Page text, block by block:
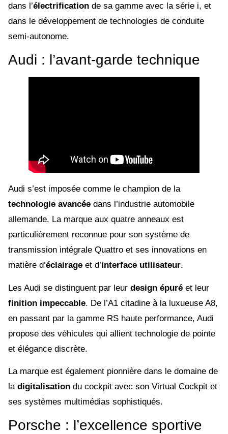
dans l’électrification de sa gamme avec la série i, et
dans le développement de technologies de conduite
semi-autonome.
Audi : l’avant-garde technique
Audi s’est imposée comme le champion de la
technologie avancée dans l’industrie automobile
allemande. La marque aux quatre anneaux est
particulièrement reconnue pour son système de
transmission intégrale Quattro et ses innovations en
matière d’éclairage et d’interface utilisateur.
Les Audi se distinguent par leur design épuré et leur
finition impeccable. De l’A1 citadine à la luxueuse A8,
en passant par la gamme RS haute performance, Audi
propose des véhicules qui allient technologie de pointe
et élégance discrète.
La marque est également pionnière dans le domaine de
la digitalisation du cockpit avec son Virtual Cockpit et
ses systèmes multimédias sophistiqués.
Porsche : l’excellence sportive